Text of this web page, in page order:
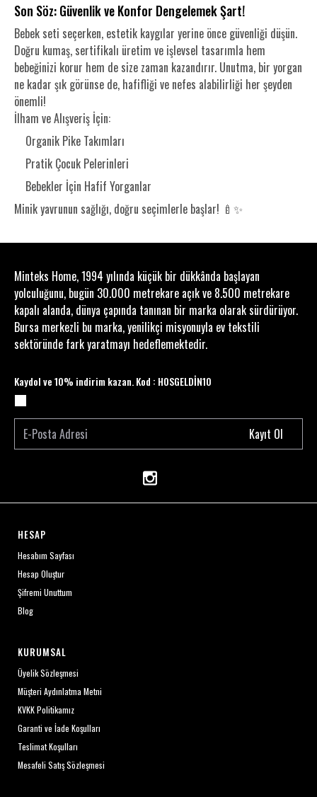
Son Söz: Güvenlik ve Konfor Dengelemek Şart!
Bebek seti seçerken, estetik kaygılar yerine önce güvenliği düşün.
Doğru kumaş, sertifikalı üretim ve işlevsel tasarımla hem
bebeğinizi korur hem de size zaman kazandırır. Unutma, bir yorgan
ne kadar şık görünse de, hafifliği ve nefes alabilirliği her şeyden
önemli!
İlham ve Alışveriş İçin:
Organik Pike Takımları
Pratik Çocuk Pelerinleri
Bebekler İçin Hafif Yorganlar
Minik yavrunun sağlığı, doğru seçimlerle başlar! 🍼✨
Minteks Home, 1994 yılında küçük bir dükkânda başlayan
yolculuğunu, bugün 30.000 metrekare açık ve 8.500 metrekare
kapalı alanda, dünya çapında tanınan bir marka olarak sürdürüyor.
Bursa merkezli bu marka, yenilikçi misyonuyla ev tekstili
sektöründe fark yaratmayı hedeflemektedir.
Kaydol ve 10% indirim kazan. Kod : HOSGELDİN10
Kayıt Ol
HESAP
Hesabım Sayfası
Hesap Oluştur
Şifremi Unuttum
Blog
KURUMSAL
Üyelik Sözleşmesi
Müşteri Aydınlatma Metni
KVKK Politikamız
Garanti ve İade Koşulları
Teslimat Koşulları
Mesafeli Satış Sözleşmesi